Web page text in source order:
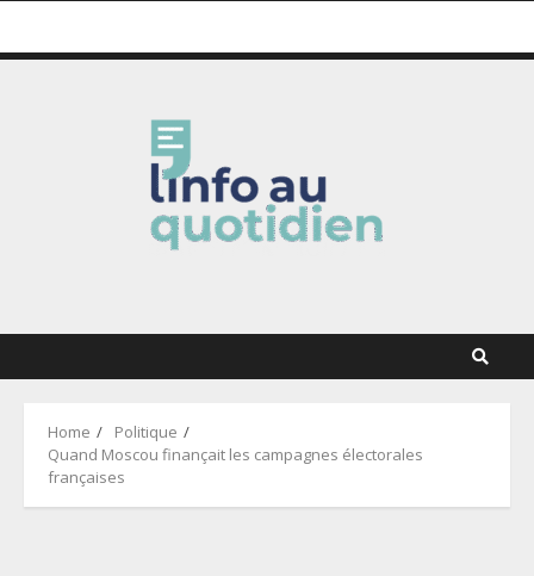
Home
Politique
Quand Moscou finançait les campagnes électorales
françaises